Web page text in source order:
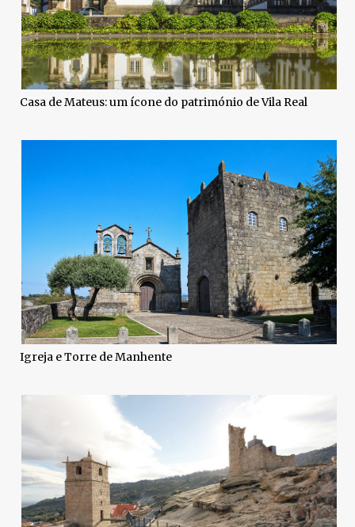
Casa de Mateus: um ícone do património de Vila Real
Igreja e Torre de Manhente